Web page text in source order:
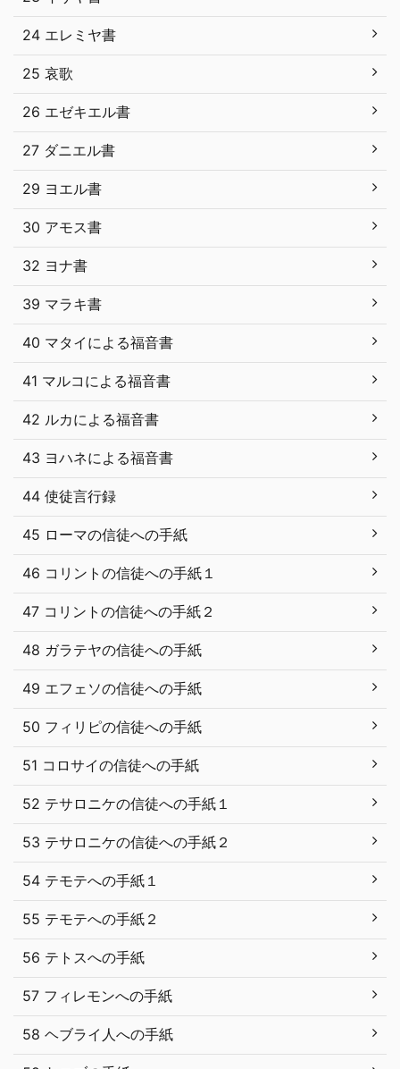
24 エレミヤ書
25 哀歌
26 エゼキエル書
27 ダニエル書
29 ヨエル書
30 アモス書
32 ヨナ書
39 マラキ書
40 マタイによる福音書
41 マルコによる福音書
42 ルカによる福音書
43 ヨハネによる福音書
44 使徒言行録
45 ローマの信徒への手紙
46 コリントの信徒への手紙１
47 コリントの信徒への手紙２
48 ガラテヤの信徒への手紙
49 エフェソの信徒への手紙
50 フィリピの信徒への手紙
51 コロサイの信徒への手紙
52 テサロニケの信徒への手紙１
53 テサロニケの信徒への手紙２
54 テモテへの手紙１
55 テモテへの手紙２
56 テトスへの手紙
57 フィレモンへの手紙
58 ヘブライ人への手紙